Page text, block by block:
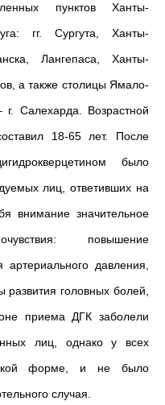
пунктов Ханты-
гг. Сургута, Ханты-
Лангепаса, Ханты-
а также столицы Ямало-
г. Салехарда. Возрастной
18-65 лет. После
было
лиц, ответивших на
внимание значительное
повышение
артериального давления,
головных болей,
приема ДГК заболели
лиц, однако у всех
форме, и не было
случая.